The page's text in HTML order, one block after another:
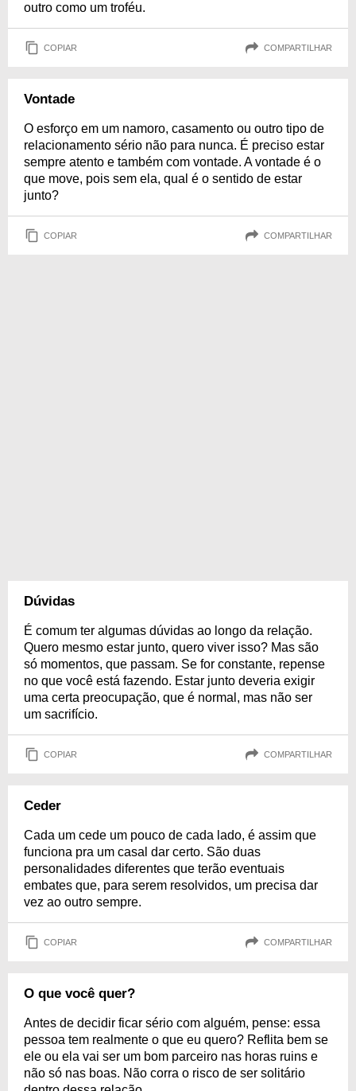
outro como um troféu.
COPIAR COMPARTILHAR
Vontade
O esforço em um namoro, casamento ou outro tipo de
relacionamento sério não para nunca. É preciso estar
sempre atento e também com vontade. A vontade é o
que move, pois sem ela, qual é o sentido de estar
junto?
COPIAR COMPARTILHAR
Dúvidas
É comum ter algumas dúvidas ao longo da relação.
Quero mesmo estar junto, quero viver isso? Mas são
só momentos, que passam. Se for constante, repense
no que você está fazendo. Estar junto deveria exigir
uma certa preocupação, que é normal, mas não ser
um sacrifício.
COPIAR COMPARTILHAR
Ceder
Cada um cede um pouco de cada lado, é assim que
funciona pra um casal dar certo. São duas
personalidades diferentes que terão eventuais
embates que, para serem resolvidos, um precisa dar
vez ao outro sempre.
COPIAR COMPARTILHAR
O que você quer?
Antes de decidir ficar sério com alguém, pense: essa
pessoa tem realmente o que eu quero? Reflita bem se
ele ou ela vai ser um bom parceiro nas horas ruins e
não só nas boas. Não corra o risco de ser solitário